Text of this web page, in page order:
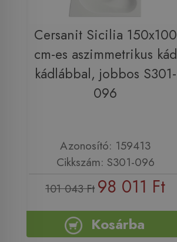
Cersanit Sicilia 150x100
cm-es aszimmetrikus kád
kádlábbal, jobbos S301-
096
Azonosító: 159413
Cikkszám: S301-096
101 043 Ft 98 011 Ft
Kosárba